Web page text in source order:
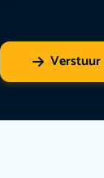
Verstuur